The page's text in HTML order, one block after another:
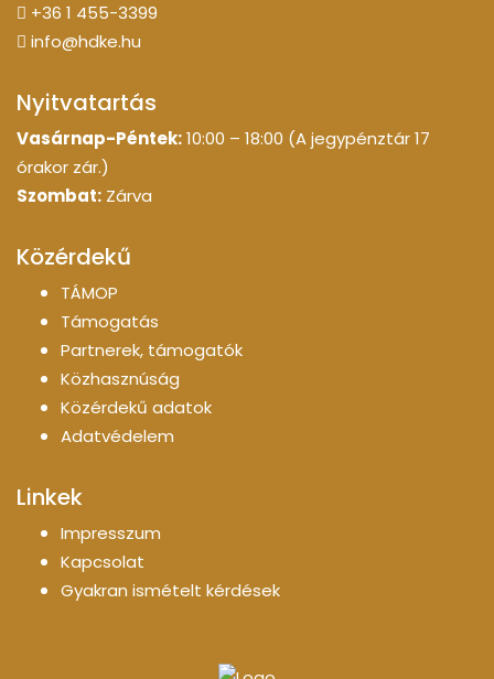
+36 1 455-3399
info@hdke.hu
Nyitvatartás
Vasárnap-Péntek:10:00 – 18:00 (A jegypénztár 17
órakor zár.)
Szombat: Zárva
Közérdekű
TÁMOP
Támogatás
Partnerek, támogatók
Közhasznúság
Közérdekű adatok
Adatvédelem
Linkek
Impresszum
Kapcsolat
Gyakran ismételt kérdések